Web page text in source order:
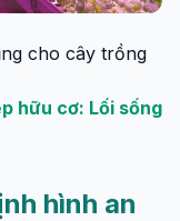
cho cây trồng
hữu cơ: Lối sống
hình an